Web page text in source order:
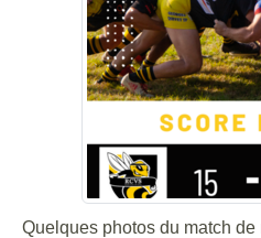
Quelques photos du match